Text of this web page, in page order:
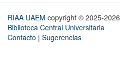
RIAA UAEM copyright © 2025-2026
Biblioteca Central Universitaria
Contacto | Sugerencias